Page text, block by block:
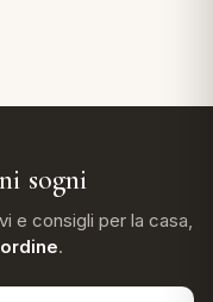
sogni
e consigli per la casa,
.